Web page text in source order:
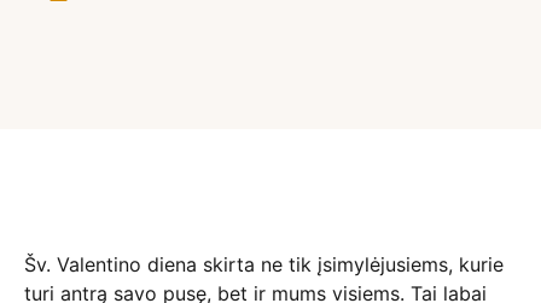
Šv. Valentino diena skirta ne tik įsimylėjusiems, kurie
turi antrą savo pusę, bet ir mums visiems. Tai labai